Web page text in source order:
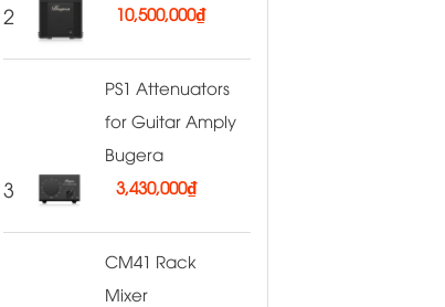
2
10,500,000₫
3
PS1 Attenuators
for Guitar Amply
Bugera
3,430,000₫
CM41 Rack
Mixer